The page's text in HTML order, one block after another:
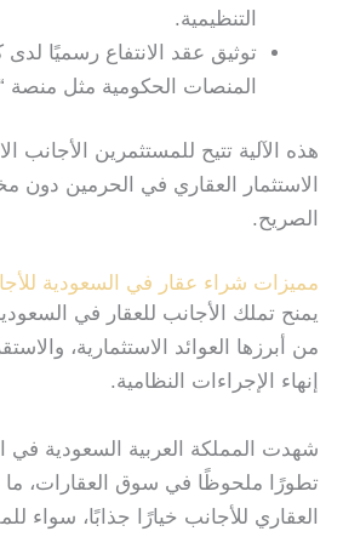
التنظيمية.
توثيق عقد الانتفاع رسميًا لدى
المنصات الحكومية مثل منصة
هذه الآلية تتيح للمستثمرين
الاستثمار العقاري في الحرمين دون
الصريح.
مميزات شراء عقار في السعودية
يمنح تملك الأجانب للعقار في
من أبرزها العوائد الاستثمارية،
إنهاء الإجراءات النظامية.
شهدت المملكة العربية السعودية في
تطورًا ملحوظًا في سوق العقارات، ما
العقاري للأجانب خيارًا جذابًا، سواء